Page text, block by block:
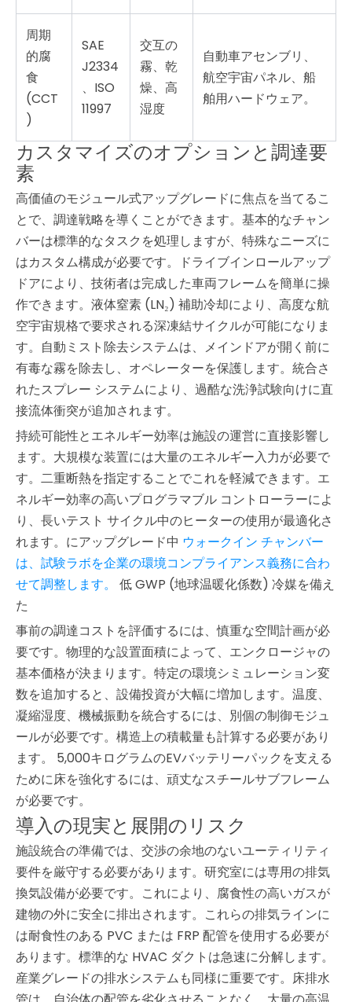
周期
的腐
食
(CCT
)
SAE
J2334
、ISO
11997
交互の
霧、乾
燥、高
湿度
自動車アセンブリ、
航空宇宙パネル、船
舶用ハードウェア。
カスタマイズのオプションと調達要
素
高価値のモジュール式アップグレードに焦点を当てるこ
とで、調達戦略を導くことができます。基本的なチャン
バーは標準的なタスクを処理しますが、特殊なニーズに
はカスタム構成が必要です。ドライブインロールアップ
ドアにより、技術者は完成した車両フレームを簡単に操
作できます。液体窒素 (LN₂) 補助冷却により、高度な航
空宇宙規格で要求される深凍結サイクルが可能になりま
す。自動ミスト除去システムは、メインドアが開く前に
有毒な霧を除去し、オペレーターを保護します。統合さ
れたスプレー システムにより、過酷な洗浄試験向けに直
接流体衝突が追加されます。
持続可能性とエネルギー効率は施設の運営に直接影響し
ます。大規模な装置には大量のエネルギー入力が必要で
す。二重断熱を指定することでこれを軽減できます。エ
ネルギー効率の高いプログラマブル コントローラーによ
り、長いテスト サイクル中のヒーターの使用が最適化さ
れます。にアップグレード中 ウォークイン チャンバー
は、試験ラボを企業の環境コンプライアンス義務に合わ
せて調整します。
低 GWP (地球温暖化係数) 冷媒を備え
た
事前の調達コストを評価するには、慎重な空間計画が必
要です。物理的な設置面積によって、エンクロージャの
基本価格が決まります。特定の環境シミュレーション変
数を追加すると、設備投資が大幅に増加します。温度、
凝縮湿度、機械振動を統合するには、別個の制御モジュ
ールが必要です。構造上の積載量も計算する必要があり
ます。 5,000キログラムのEVバッテリーパックを支える
ために床を強化するには、頑丈なスチールサブフレーム
が必要です。
導入の現実と展開のリスク
施設統合の準備では、交渉の余地のないユーティリティ
要件を厳守する必要があります。研究室には専用の排気
換気設備が必要です。これにより、腐食性の高いガスが
建物の外に安全に排出されます。これらの排気ラインに
は耐食性のある PVC または FRP 配管を使用する必要が
あります。標準的な HVAC ダクトは急速に分解します。
産業グレードの排水システムも同様に重要です。床排水